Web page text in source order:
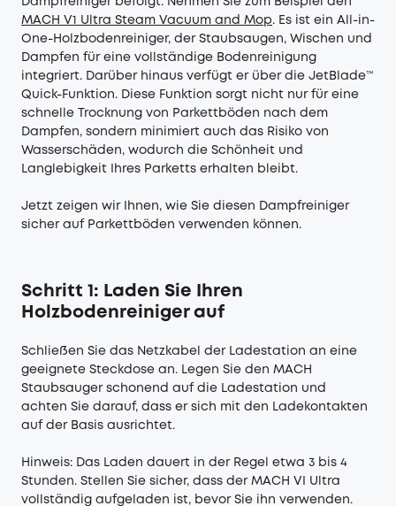
MACH V1 Ultra Steam Vacuum and Mop. Es ist ein All-in-
One-Holzbodenreiniger, der Staubsaugen, Wischen und
Dampfen für eine vollständige Bodenreinigung
integriert. Darüber hinaus verfügt er über die JetBlade™
Quick-Funktion. Diese Funktion sorgt nicht nur für eine
schnelle Trocknung von Parkettböden nach dem
Dampfen, sondern minimiert auch das Risiko von
Wasserschäden, wodurch die Schönheit und
Langlebigkeit Ihres Parketts erhalten bleibt.
Jetzt zeigen wir Ihnen, wie Sie diesen Dampfreiniger
sicher auf Parkettböden verwenden können.
Schritt 1: Laden Sie Ihren
Holzbodenreiniger auf
Schließen Sie das Netzkabel der Ladestation an eine
geeignete Steckdose an. Legen Sie den MACH
Staubsauger schonend auf die Ladestation und
achten Sie darauf, dass er sich mit den Ladekontakten
auf der Basis ausrichtet.
Hinweis: Das Laden dauert in der Regel etwa 3 bis 4
Stunden. Stellen Sie sicher, dass der MACH VI Ultra
vollständig aufgeladen ist, bevor Sie ihn verwenden.